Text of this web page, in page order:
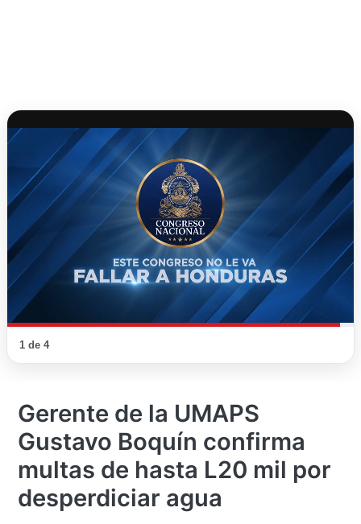
1 de 4
Gerente de la UMAPS
Gustavo Boquín confirma
multas de hasta L20 mil por
desperdiciar agua